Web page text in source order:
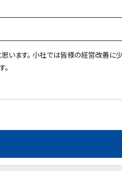
います。 小社では皆様の経営改善に